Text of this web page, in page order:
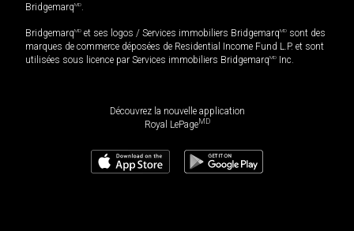
BridgemarqMD.
BridgemarqMD et ses logos / Services immobiliers BridgemarqMD sont des
marques de commerce déposées de Residential Income Fund L.P. et sont
utilisées sous licence par Services immobiliers BridgemarqMD Inc.
Découvrez la nouvelle application
Royal LePageMD